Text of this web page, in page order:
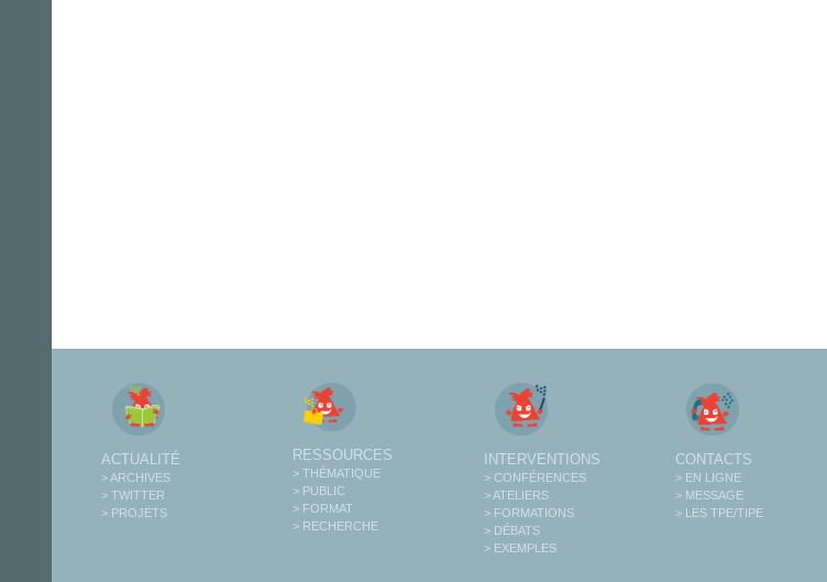
ACTUALITÉ
> ARCHIVES
> TWITTER
> PROJETS
RESSOURCES
> THÉMATIQUE
> PUBLIC
> FORMAT
> RECHERCHE
INTERVENTIONS
> CONFÉRENCES
> ATELIERS
> FORMATIONS
> DÉBATS
> EXEMPLES
CONTACTS
> EN LIGNE
> MESSAGE
> LES TPE/TIPE